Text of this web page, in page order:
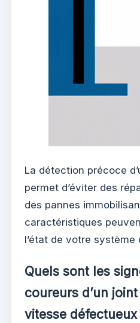
La détection précoce
permet d’éviter des
des pannes
caractéristiques
l’état de votre système
Quels sont les
coureurs d’un
vitesse défectueux